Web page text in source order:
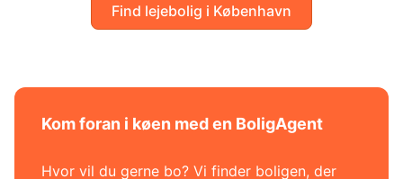
Find lejebolig i København
Kom foran i køen med en BoligAgent
Hvor vil du gerne bo? Vi finder boligen, der